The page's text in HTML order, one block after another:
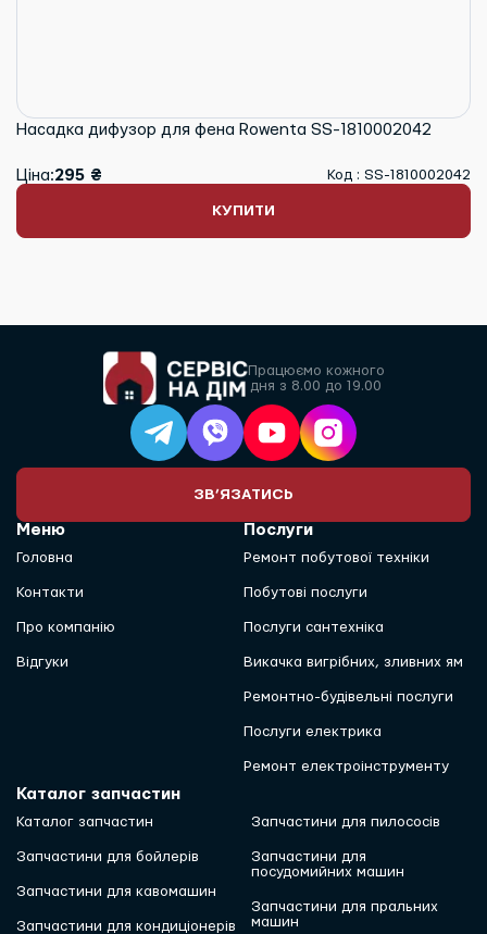
Насадка дифузор для фена Rowenta SS-1810002042
Ціна:295 ₴ Код : SS-1810002042
КУПИТИ
Працюємо кожного
дня з 8.00 до 19.00
ЗВ’ЯЗАТИСЬ
Меню
Головна
Контакти
Про компанію
Відгуки
Послуги
Ремонт побутової техніки
Побутові послуги
Послуги сантехніка
Викачка вигрібних, зливних ям
Ремонтно-будівельні послуги
Послуги електрика
Ремонт електроінструменту
Каталог запчастин
Каталог запчастин
Запчастини для бойлерів
Запчастини для кавомашин
Запчастини для кондиціонерів
Запчастини для пилососів
Запчастини для
посудомийних машин
Запчастини для пральних
машин